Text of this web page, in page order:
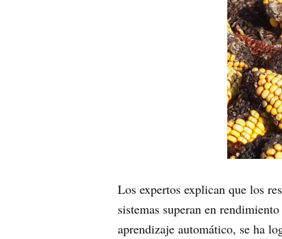
Los expertos explican que los
sistemas superan en
aprendizaje automático, se ha